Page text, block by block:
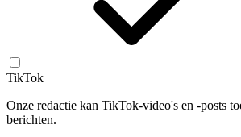
TikTok
Onze redactie kan TikTok-video's en -posts
berichten.